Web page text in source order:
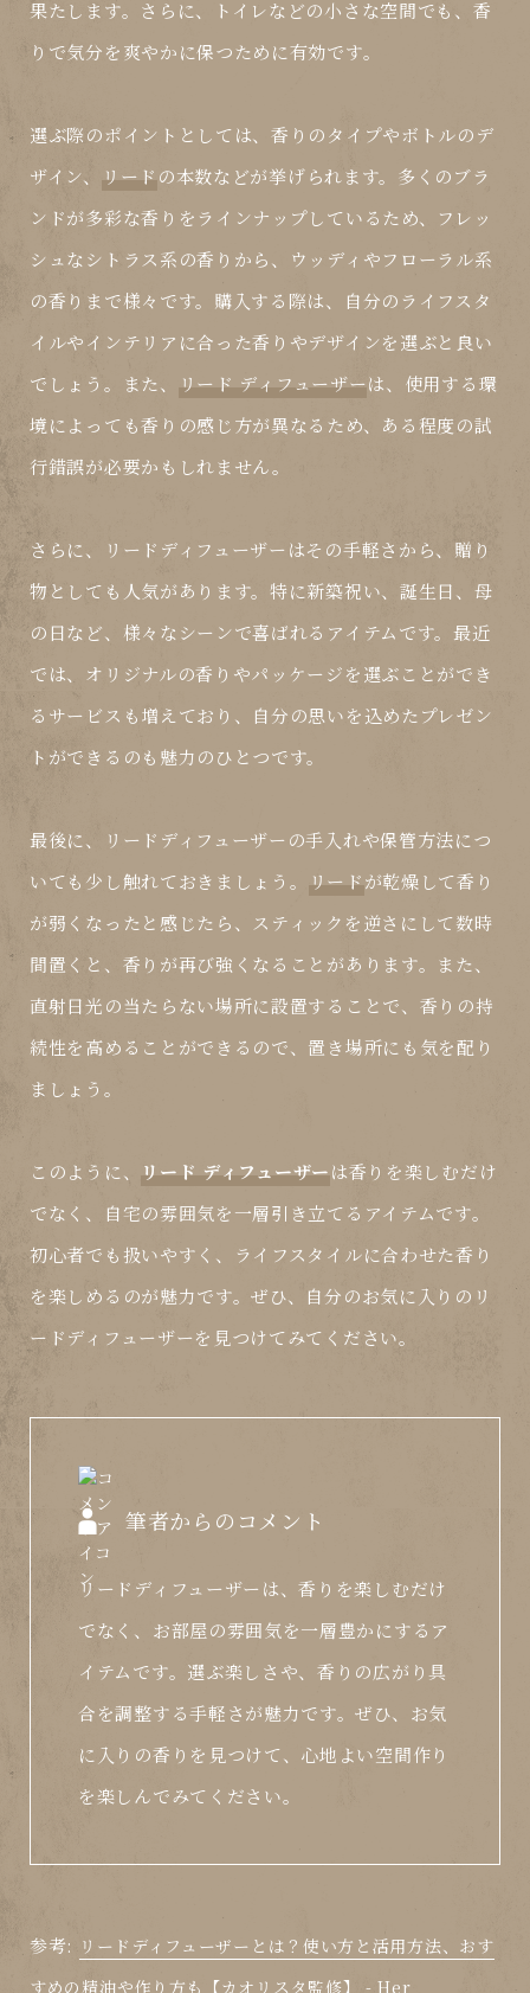
果たします。さらに、トイレなどの小さな空間でも、香
りで気分を爽やかに保つために有効です。
選ぶ際のポイントとしては、香りのタイプやボトルのデ
ザイン、
リード の本数などが挙げられます。多くのブラ
ンドが多彩な香りをラインナップしているため、フレッ
シュなシトラス系の香りから、ウッディやフローラル系
の香りまで様々です。購入する際は、自分のライフスタ
イルやインテリアに合った香りやデザインを選ぶと良い
でしょう。また、
リード ディフューザーは、使用する環
境によっても香りの感じ方が異なるため、ある程度の試
行錯誤が必要かもしれません。
さらに、リードディフューザーはその手軽さから、贈り
物としても人気があります。特に新築祝い、誕生日、母
の日など、様々なシーンで喜ばれるアイテムです。最近
では、オリジナルの香りやパッケージを選ぶことができ
るサービスも増えており、自分の思いを込めたプレゼン
トができるのも魅力のひとつです。
最後に、リードディフューザーの手入れや保管方法につ
いても少し触れておきましょう。
リードが乾燥して香り
が弱くなったと感じたら、スティックを逆さにして数時
間置くと、香りが再び強くなることがあります。また、
直射日光の当たらない場所に設置することで、香りの持
続性を高めることができるので、置き場所にも気を配り
ましょう。
このように、 リード ディフューザーは香りを楽しむだけ
でなく、自宅の雰囲気を一層引き立てるアイテムです。
初心者でも扱いやすく、ライフスタイルに合わせた香り
を楽しめるのが魅力です。ぜひ、自分のお気に入りのリ
ードディフューザーを見つけてみてください。
筆者からのコメント
リードディフューザーは、香りを楽しむだけ
でなく、お部屋の雰囲気を一層豊かにするア
イテムです。選ぶ楽しさや、香りの広がり具
合を調整する手軽さが魅力です。ぜひ、お気
に入りの香りを見つけて、心地よい空間作り
を楽しんでみてください。
参考: リードディフューザーとは？使い方と活用方法、おす
すめの精油や作り方も【カオリスタ監修】 - Her